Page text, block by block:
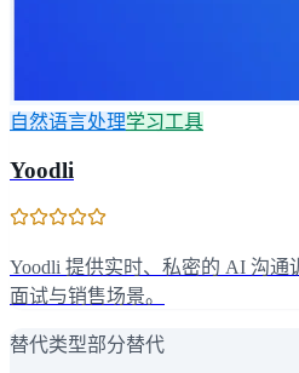
自然语言处理学习工具
Yoodli
Yoodli 提供实时、私密的 AI 沟通
面试与销售场景。
替代类型部分替代